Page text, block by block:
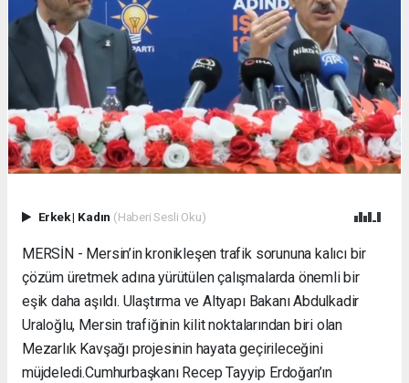
Erkek| Kadın (Haberi Sesli Oku)
MERSİN - Mersin’in kronikleşen trafik sorununa kalıcı bir
çözüm üretmek adına yürütülen çalışmalarda önemli bir
eşik daha aşıldı. Ulaştırma ve Altyapı Bakanı Abdulkadir
Uraloğlu, Mersin trafiğinin kilit noktalarından biri olan
Mezarlık Kavşağı projesinin hayata geçirileceğini
müjdeledi. ​Cumhurbaşkanı Recep Tayyip Erdoğan’ın